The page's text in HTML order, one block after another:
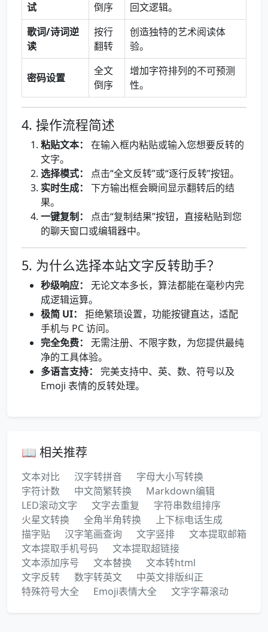
试
倒序
回文逻辑。
歌词/诗词逆
读
按行
翻转
创造独特的艺术阅读体
验。
密码设置
全文
倒序
增加字符排列的不可预测
性。
4. 操作流程简述
粘贴文本：
在输入框内粘贴或输入您想要反转的
文字。
选择模式：
点击“全文反转”或“逐行反转”按钮。
实时生成：
下方输出框会瞬间显示翻转后的结
果。
一键复制：
点击“复制结果”按钮，直接粘贴到您
的聊天窗口或编辑器中。
5. 为什么选择本站文字反转助手？
秒级响应：
无论文本多长，算法都能在毫秒内完
成逻辑运算。
极简 UI：
拒绝繁琐设置，功能按键直达，适配
手机与 PC 访问。
完全免费：
无需注册、不限字数，为您提供最纯
净的工具体验。
多语言支持：
完美支持中、英、数、符号以及
Emoji 表情的反转处理。
📖 相关推荐
文本对比 汉字转拼音
字母大小写转换
字符计数
中文简繁转换
Markdown编辑
LED滚动文字
文字去重复
字符串数组排序
火星文转换
全角半角转换
上下标电话生成
描字贴
汉字笔画查询 文字竖排
文本提取邮箱
文本提取手机号码
文本提取超链接
文本添加序号
文本替换
文本转html
文字反转
数字转英文
中英文排版纠正
特殊符号大全
Emoji表情大全 文字字幕滚动